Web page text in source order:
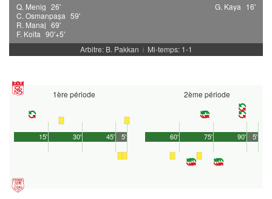
Q. Menig 26'
C. Osmanpaşa 59'
R. Manaj 69'
F. Koita 90'+5'
G. Kaya 16'
Arbitre: B. Pakkan | Mi-temps: 1-1
1ère période
45'
15' 30' 5'
2ème période
90'
60' 75' 5'